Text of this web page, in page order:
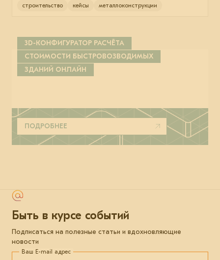
строительство кейсы металлоконструкции
3D-КОНФИГУРАТОР РАСЧЁТА
СТОИМОСТИ БЫСТРОВОЗВОДИМЫХ
ЗДАНИЙ ОНЛАЙН
ПОДРОБНЕЕ
Быть в курсе событий
Подписаться на полезные статьи и вдохновляющие
новости
Ваш E-mail адрес